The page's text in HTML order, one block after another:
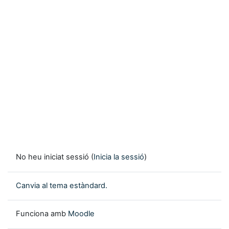
No heu iniciat sessió (Inicia la sessió)
Canvia al tema estàndard.
Funciona amb Moodle